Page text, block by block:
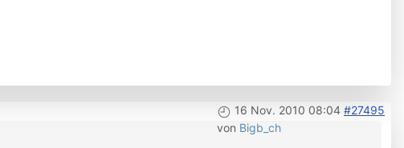
16 Nov. 2010 08:04 #27495
von Bigb_ch